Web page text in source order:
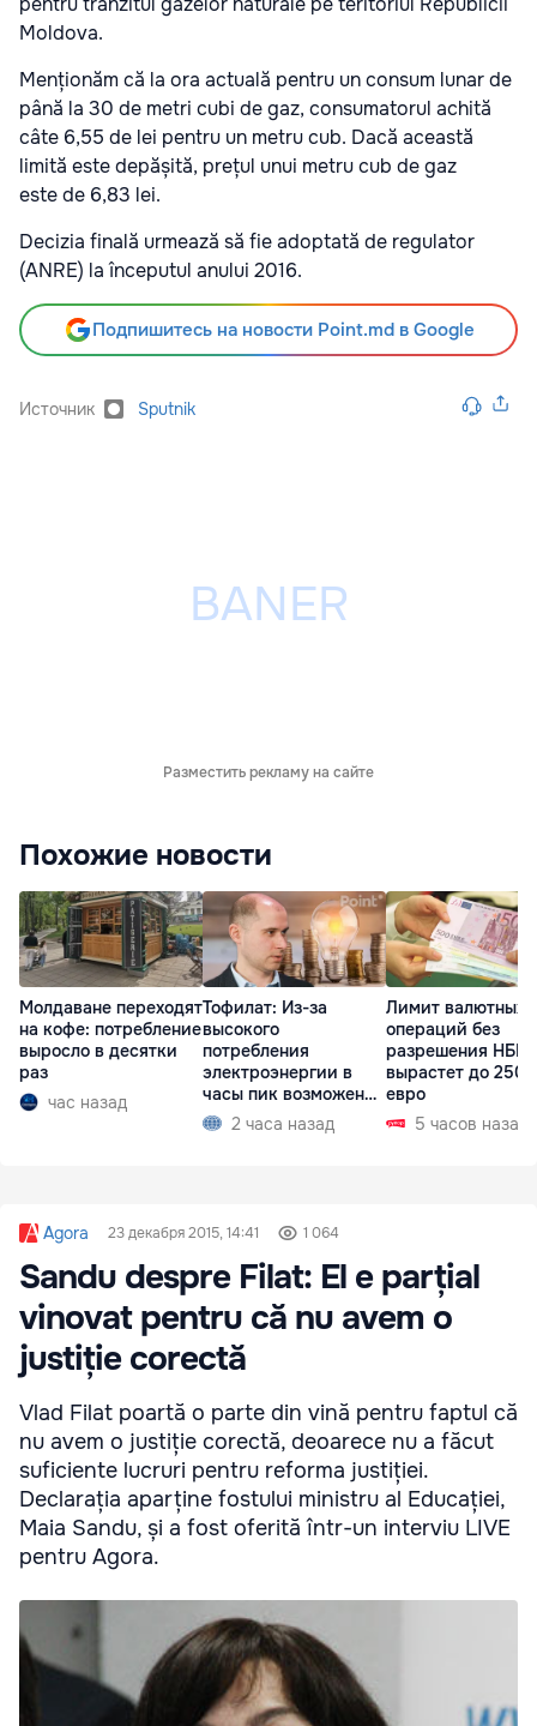
Moldova.
Menționăm că la ora actuală pentru un consum lunar de
până la 30 de metri cubi de gaz, consumatorul achită
câte 6,55 de lei pentru un metru cub. Dacă această
limită este depășită, prețul unui metru cub de gaz
este de 6,83 lei.
Decizia finală urmează să fie adoptată de regulator
(ANRE) la începutul anului 2016.
Подпишитесь на новости Point.md в Google
Источник Sputnik
Разместить рекламу на сайте
Похожие новости
Молдаване переходят
на кофе: потребление
выросло в десятки
раз
час назад
Тофилат: Из-за
высокого
потребления
электроэнергии в
часы пик возможен
рост тарифов
2 часа назад
Лимит валютных
операций без
разрешения НБМ
вырастет до 250
евро
5 часов назад
Agora 23 декабря 2015, 14:41 1 064
Sandu despre Filat: El e parțial
vinovat pentru că nu avem o
justiție corectă
Vlad Filat poartă o parte din vină pentru faptul că
nu avem o justiție corectă, deoarece nu a făcut
suficiente lucruri pentru reforma justiției.
Declarația aparține fostului ministru al Educației,
Maia Sandu, și a fost oferită într-un interviu LIVE
pentru Agora.